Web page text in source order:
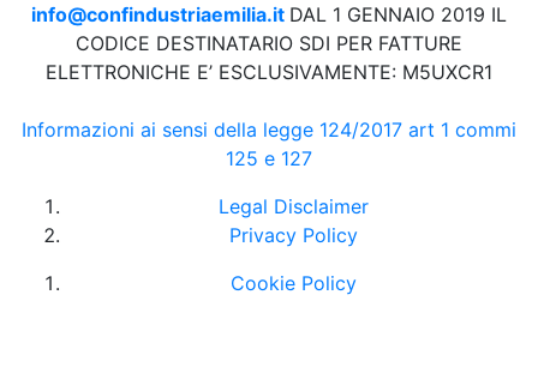
info@confindustriaemilia.it DAL 1 GENNAIO 2019 IL
CODICE DESTINATARIO SDI PER FATTURE
ELETTRONICHE E’ ESCLUSIVAMENTE: M5UXCR1
Informazioni ai sensi della legge 124/2017 art 1 commi
125 e 127
Legal Disclaimer
Privacy Policy
Cookie Policy